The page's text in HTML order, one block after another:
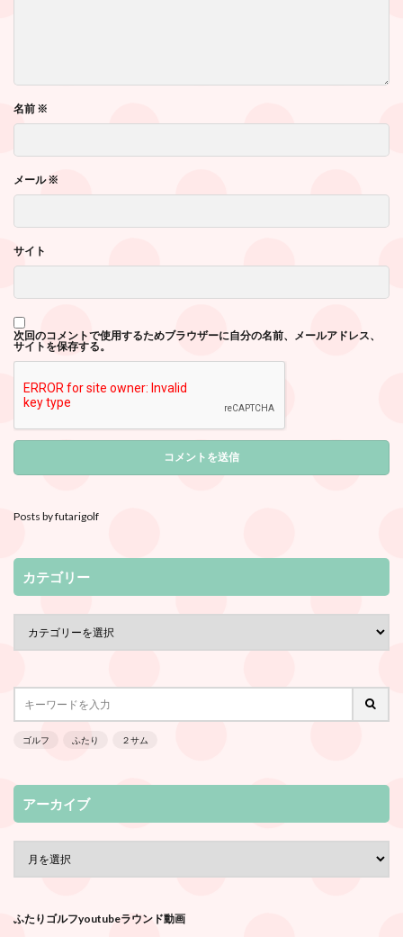
名前 ※
メール※
サイト
次回のコメントで使用するためブラウザーに自分の名前、メールアドレス、
サイトを保存する。
Posts by futarigolf
カテゴリー
ゴルフ ふたり ２サム
アーカイブ
ふたりゴルフyoutubeラウンド動画